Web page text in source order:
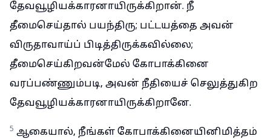
தேவவூழியக்காரனாயிருக்கிறான். நீ
தீமைசெய்தால் பயந்திரு; பட்டயத்தை அவன்
விருதாவாய்ப் பிடித்திருக்கவில்லை;
தீமைசெய்கிறவன்மேல் கோபாக்கினை
வரப்பண்ணும்படி, அவன் நீதியைச் செலுத்துகிற
தேவவூழியக்காரனாயிருக்கிறானே.
5 ஆகையால், நீங்கள் கோபாக்கினையினிமித்தம்